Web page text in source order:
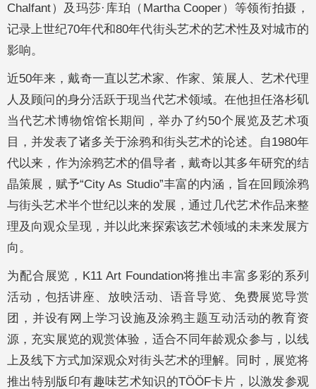
Chalfant）及玛莎·库珀（Martha Cooper）等领衔拍摄，
记录上世纪70年代和80年代街头艺术的艺术性及对城市的
影响。
近50年来，戴奇一直以艺术家、作家、策展人、艺术代理
人及顾问的身分活跃于现当代艺术领域。在他担任洛杉矶
当代艺术博物馆馆长期间，举办了约50个展览及艺术项
目，并发表了诸多关于涂鸦和街头艺术的论述。自1980年
代以来，作为涂鸦艺术的倡导者，戴奇以其多年研究的结
晶策展，赋予“City As Studio”丰富的内涵，旨在回顾涂鸦
与街头艺术半个世纪以来的发展，通过几代艺术作品来整
理及向观众呈现，并以此来探索该艺术领域的未来发展方
向。
为配合展览，K11 Art Foundation将推出丰富多彩的系列
活动，包括讲座、放映活动、语音导览、免费展览导赏
团，并设有网上学习设施及涂鸦主题互动活动的教育资
源，充实展览的观赏体验，适合不同年龄观众参与，以线
上及线下方式加深观众对街头艺术的理解。同时，展览将
推出特别版印有趣味艺术知识的TÖÖF卡片，以激发参观